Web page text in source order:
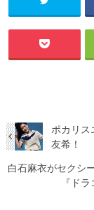
ポカリ
友希！
白石麻衣がセクシ
『ド